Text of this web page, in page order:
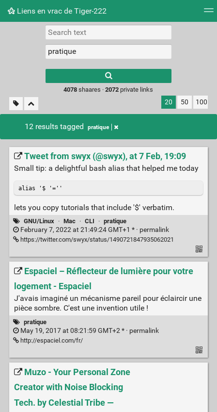
Liens en vrac de Tiger-222
Picture wall
results.
4078 shaares ·2072 private links
20 50 100
12 results tagged pratique
Tweet from swyx (@swyx), at 7 Feb, 19:09
Small tip: a delightful bash alias that helped me today
alias '$ '=''
lets you copy tutorials that include '$' verbatim.
GNU/Linux · Mac · CLI · pratique
February 7, 2022 at 21:49:24 GMT+1 * · permalink
https://twitter.com/swyx/status/1490721847935062021
Espaciel – Réflecteur de lumière pour votre
logement - Espaciel
J'avais imaginé un mécanisme pareil pour éclaircir une
pièce sombre. C'est une invention utile !
pratique
May 19, 2017 at 08:21:59 GMT+2 * · permalink
http://espaciel.com/fr/
Muzo - Your Personal Zone
Creator with Noise Blocking
Tech. by Celestial Tribe —